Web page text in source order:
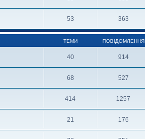
53 363
ТЕМИ ПОВІДОМЛЕННЯ
40 914
68 527
414 1257
21 176